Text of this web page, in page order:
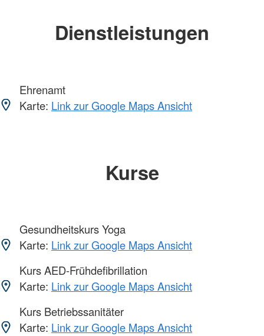
Dienstleistungen
Ehrenamt
Karte: Link zur Google Maps Ansicht
Kurse
Gesundheitskurs Yoga
Karte: Link zur Google Maps Ansicht
Kurs AED-Frühdefibrillation
Karte: Link zur Google Maps Ansicht
Kurs Betriebssanitäter
Karte: Link zur Google Maps Ansicht